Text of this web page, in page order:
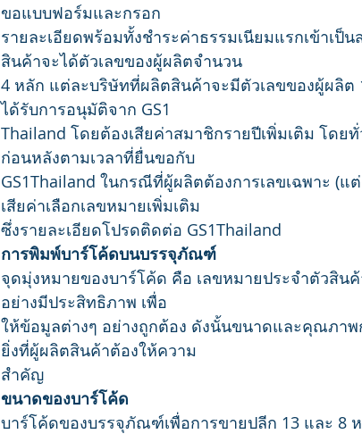
ขอแบบฟอร์มและกรอก
รายละเอียดพร้อมทั้งชำระค่าธรรมเนียมแรกเข้าเป็
สินค้าจะได้ตัวเลขของผู้ผลิตจำนวน
4 หลัก แต่ละบริษัทที่ผลิตสินค้าจะมีตัวเลขของผู้ผลิต
ได้รับการอนุมัติจาก GS1
Thailand โดยต้องเสียค่าสมาชิกรายปีเพิ่มเติม โดย
ก่อนหลังตามเวลาที่ยื่นขอกับ
GS1Thailand ในกรณีที่ผู้ผลิตต้องการเลขเฉพาะ (
เสียค่าเลือกเลขหมายเพิ่มเติม
ซึ่งรายละเอียดโปรดติดต่อ GS1Thailand
การพิมพ์บาร์โค้ดบนบรรจุภัณฑ์
จุดมุ่งหมายของบาร์โค้ด คือ เลขหมายประจำตัวสิน
อย่างมีประสิทธิภาพ เพื่อ
ให้ข้อมูลต่างๆ อย่างถูกต้อง ดังนั้นขนาดและคุณภาพ
ยิ่งที่ผู้ผลิตสินค้าต้องให้ความ
สำคัญ
ขนาดของบาร์โค้ด
บาร์โค้ดของบรรจุภัณฑ์เพื่อการขายปลีก 13 และ 8